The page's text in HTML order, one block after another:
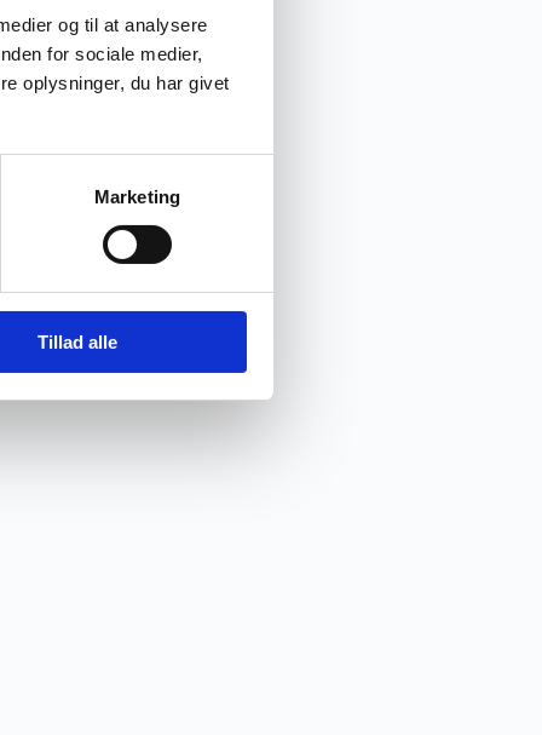
og til at analysere
for sociale medier,
oplysninger, du har givet
Marketing
Tillad alle